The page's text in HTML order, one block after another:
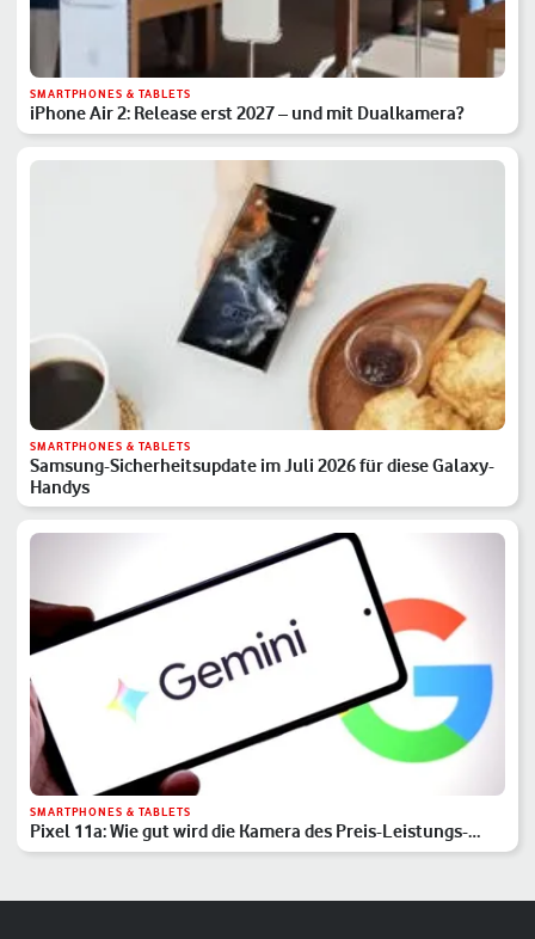
SMARTPHONES & TABLETS
iPhone Air 2: Release erst 2027 – und mit Dualkamera?
SMARTPHONES & TABLETS
Samsung-Sicherheitsupdate im Juli 2026 für diese Galaxy-
Handys
SMARTPHONES & TABLETS
Pixel 11a: Wie gut wird die Kamera des Preis-Leistungs-
Hits?